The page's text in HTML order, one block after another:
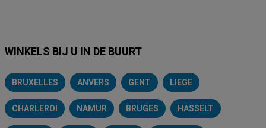
WINKELS BIJ U IN DE BUURT
BRUXELLES ANVERS GENT LIEGE
CHARLEROI NAMUR BRUGES HASSELT